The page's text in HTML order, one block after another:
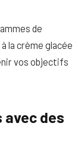
de
la crème glacée
vos objectifs
des